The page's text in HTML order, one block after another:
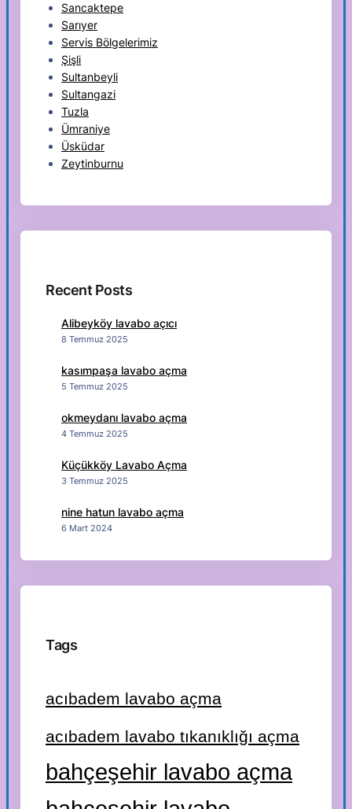
Sancaktepe
Sarıyer
Servis Bölgelerimiz
Şişli
Sultanbeyli
Sultangazi
Tuzla
Ümraniye
Üsküdar
Zeytinburnu
Recent Posts
Alibeyköy lavabo açıcı
8 Temmuz 2025
kasımpaşa lavabo açma
5 Temmuz 2025
okmeydanı lavabo açma
4 Temmuz 2025
Küçükköy Lavabo Açma
3 Temmuz 2025
nine hatun lavabo açma
6 Mart 2024
Tags
acıbadem lavabo açma
acıbadem lavabo tıkanıklığı açma
bahçeşehir lavabo açma